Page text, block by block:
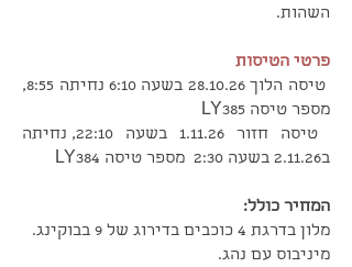
השהות.
פרטי הטיסות
טיסה הלוך 28.10.26 בשעה 6:10 נחיתה 8:55,
מספר טיסה LY385
טיסה חזור 1.11.26 בשעה 22:10, נחיתה
ב2.11.26 בשעה 2:30 מספר טיסה LY384
המחיר כולל:
מלון בדרגת 4 כוכבים בדירוג של 9 בבוקינג.
מיניבוס עם נהג.